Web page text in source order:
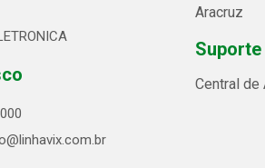
Aracruz
Central de